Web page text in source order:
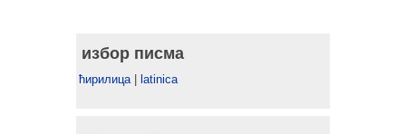
избор писма
ћирилица| latinica